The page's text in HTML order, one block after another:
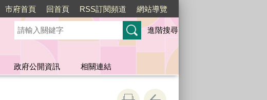
市府首頁 回首頁 RSS訂閱頻道 網站導覽
進階搜尋
政府公開資訊
相關連結